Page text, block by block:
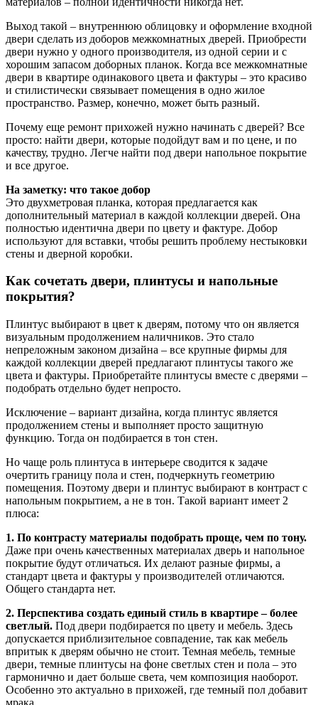
Выход такой – внутреннюю облицовку и оформление входной
двери сделать из доборов межкомнатных дверей. Приобрести
двери нужно у одного производителя, из одной серии и с
хорошим запасом доборных планок. Когда все межкомнатные
двери в квартире одинакового цвета и фактуры – это красиво
и стилистически связывает помещения в одно жилое
пространство. Размер, конечно, может быть разный.
Почему еще ремонт прихожей нужно начинать с дверей? Все
просто: найти двери, которые подойдут вам и по цене, и по
качеству, трудно. Легче найти под двери напольное покрытие
и все другое.
На заметку: что такое добор
Это двухметровая планка, которая предлагается как
дополнительный материал в каждой коллекции дверей. Она
полностью идентична двери по цвету и фактуре. Добор
используют для вставки, чтобы решить проблему нестыковки
стены и дверной коробки.
Как сочетать двери, плинтусы и напольные
покрытия?
Плинтус выбирают в цвет к дверям, потому что он является
визуальным продолжением наличников. Это стало
непреложным законом дизайна – все крупные фирмы для
каждой коллекции дверей предлагают плинтусы такого же
цвета и фактуры. Приобретайте плинтусы вместе с дверями –
подобрать отдельно будет непросто.
Исключение – вариант дизайна, когда плинтус является
продолжением стены и выполняет просто защитную
функцию. Тогда он подбирается в тон стен.
Но чаще роль плинтуса в интерьере сводится к задаче
очертить границу пола и стен, подчеркнуть геометрию
помещения. Поэтому двери и плинтус выбирают в контраст с
напольным покрытием, а не в тон. Такой вариант имеет 2
плюса:
1. По контрасту материалы подобрать проще, чем по тону.
Даже при очень качественных материалах дверь и напольное
покрытие будут отличаться. Их делают разные фирмы, а
стандарт цвета и фактуры у производителей отличаются.
Общего стандарта нет.
2. Перспектива создать единый стиль в квартире – более
светлый. Под двери подбирается по цвету и мебель. Здесь
допускается приблизительное совпадение, так как мебель
впритык к дверям обычно не стоит. Темная мебель, темные
двери, темные плинтусы на фоне светлых стен и пола – это
гармонично и дает больше света, чем композиция наоборот.
Особенно это актуально в прихожей, где темный пол добавит